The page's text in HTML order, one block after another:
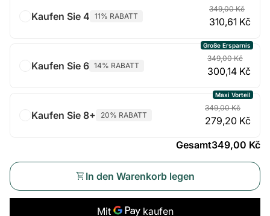
Kaufen Sie 4 11% RABATT
349,00 Kč
310,61 Kč
Kaufen Sie 6 14% RABATT
349,00 Kč
300,14 Kč
Große Ersparnis
Kaufen Sie 8+ 20% RABATT
349,00 Kč
279,20 Kč
Maxi Vorteil
Gesamt349,00 Kč
shopping_cart In den Warenkorb legen